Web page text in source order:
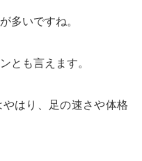
多いですね。
とも言えます。
はり、足の速さや体格